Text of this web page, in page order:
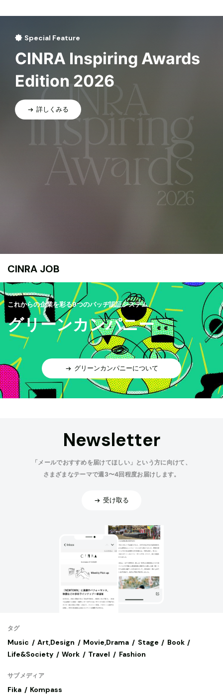
Special Feature
CINRA Inspiring Awards
Edition 2026
詳しくみる
CINRA JOB
これからの企業を彩る9つのバッヂ認証システム
グリーンカンパニー
グリーンカンパニーについて
Newsletter
「メールでおすすめを届けてほしい」という方に向けて、
さまざまなテーマで週3〜4回程度お届けします。
受け取る
タグ
Music Art,Design Movie,Drama Stage
Book
Life&Society
Work Travel Fashion
サブメディア
Fika Kompass